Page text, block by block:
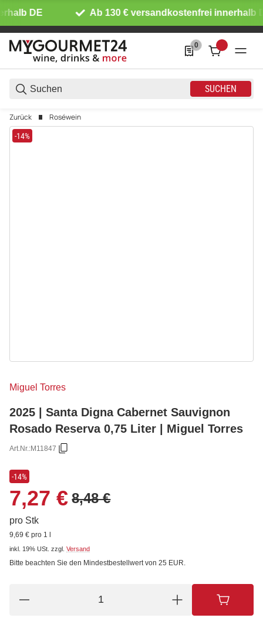
DE Ab 130 € versandkostenfrei innerhalb
SUCHEN
0
0 Produkte in der
Zurück Roséwein
-14%
Miguel Torres
2025 | Santa Digna Cabernet Sauvignon
Rosado Reserva 0,75 Liter | Miguel Torres
Art.Nr.:M11847
-14%
7,27 € 8,48 €
pro Stk
9,69 € pro 1 l
inkl. 19% USt. zzgl. Versand
Bitte beachten Sie den Mindestbestellwert von 25 EUR.